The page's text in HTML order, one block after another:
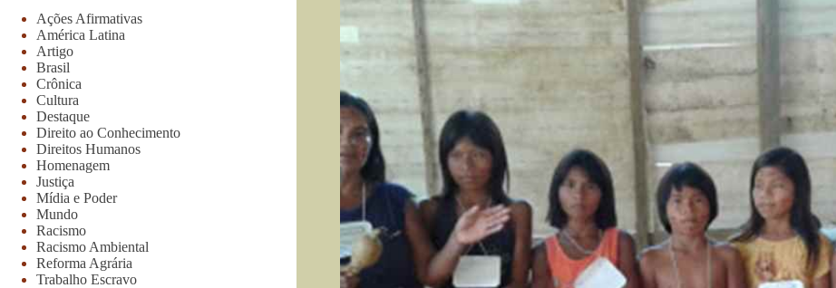
Ações Afirmativas
América Latina
Artigo
Brasil
Crônica
Cultura
Destaque
Direito ao Conhecimento
Direitos Humanos
Homenagem
Justiça
Mídia e Poder
Mundo
Racismo
Racismo Ambiental
Reforma Agrária
Trabalho Escravo